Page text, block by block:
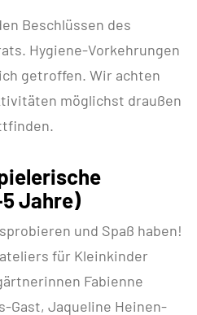
Beschlüssen des
Hygiene-Vorkehrungen
getroffen. Wir achten
möglichst draußen
Jahre)
und Spaß haben!
für Kleinkinder
Fabienne
Gast, Jaqueline Heinen-